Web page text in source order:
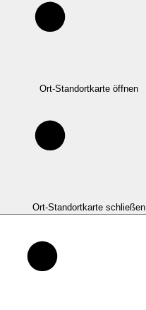
Ort-Standortkarte öffnen
Ort-Standortkarte schließen